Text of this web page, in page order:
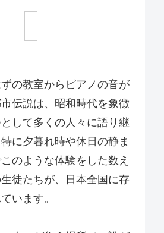
ずの教室からピアノの音が
伝説は、昭和時代を象徴
して多くの人々に語り継
に夕暮れ時や休日の静ま
のような体験をした数え
徒たちが、日本全国に存
います。